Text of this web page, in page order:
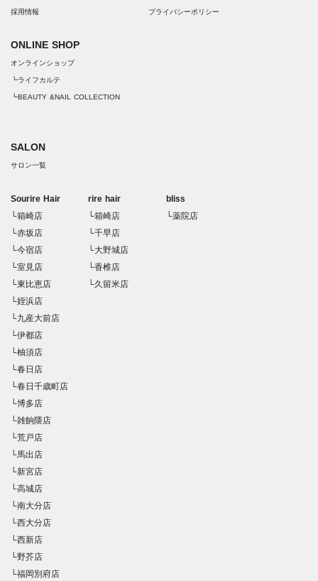
採用情報
ONLINE SHOP
オンラインショップ
┗ライフカルテ
┗BEAUTY &NAIL COLLECTION
プライバシーポリシー
SALON
サロン一覧
Sourire Hair
└箱崎店
└赤坂店
└今宿店
└室見店
└東比恵店
└姪浜店
└九産大前店
└伊都店
└柚須店
└春日店
└春日千歳町店
└博多店
└雑餉隈店
└荒戸店
└馬出店
└新宮店
└高城店
└南大分店
└西大分店
└西新店
└野芥店
└福岡別府店
rire hair
└箱崎店
└千早店
└大野城店
└香椎店
└久留米店
bliss
└薬院店